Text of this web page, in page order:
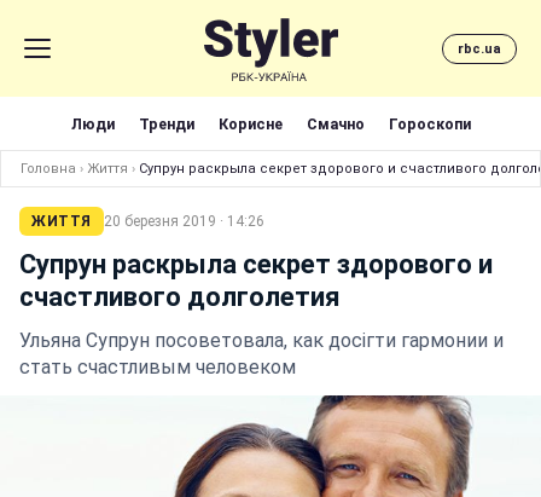
rbc.ua
Люди Тренди Корисне Смачно Гороскопи
Головна › Життя › Супрун раскрыла секрет здорового и счастливого
ЖИТТЯ 20 березня 2019 · 14:26
Супрун раскрыла секрет здорового и
счастливого долголетия
Ульяна Супрун посоветовала, как досігти гармонии и
стать счастливым человеком